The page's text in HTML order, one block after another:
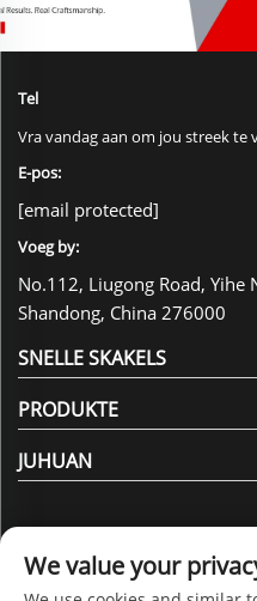
Tel
Vra vandag aan om jou streek te
E-pos:
[email protected]
Voeg by:
No.112, Liugong Road, Yihe
Shandong, China 276000
SNELLE SKAKELS
PRODUKTE
JUHUAN
We value your